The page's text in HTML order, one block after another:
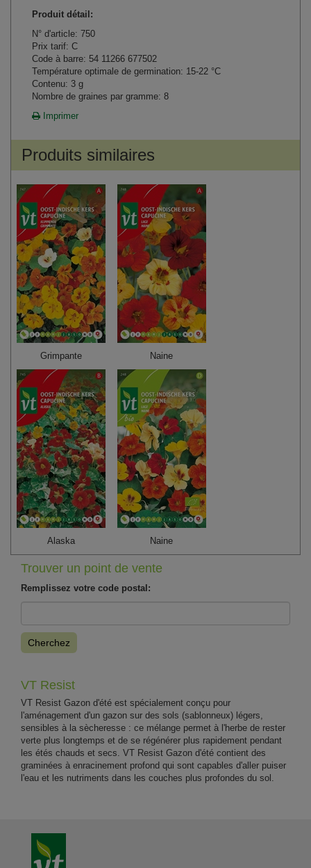
Produit détail:
N° d'article: 750
Prix tarif: C
Code à barre: 54 11266 677502
Température optimale de germination: 15-22 °C
Contenu: 3 g
Nombre de graines par gramme: 8
Imprimer
Produits similaires
Grimpante Naine
Alaska Naine
Trouver un point de vente
Remplissez votre code postal:
Cherchez
VT Resist
VT Resist Gazon d'été est spécialement conçu pour
l'aménagement d'un gazon sur des sols (sablonneux) légers,
sensibles à la sècheresse : ce mélange permet à l'herbe de rester
verte plus longtemps et de se régénérer plus rapidement pendant
les étés chauds et secs. VT Resist Gazon d'été contient des
graminées à enracinement profond qui sont capables d'aller puiser
l'eau et les nutriments dans les couches plus profondes du sol.